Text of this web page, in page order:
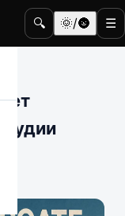
🔍 🌞/🌚 ☰